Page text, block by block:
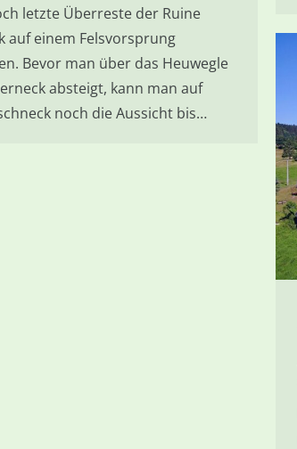
letzte Überreste der Ruine
auf einem Felsvorsprung
Bevor man über das Heuwegle
absteigt, kann man auf
noch die Aussicht bis…